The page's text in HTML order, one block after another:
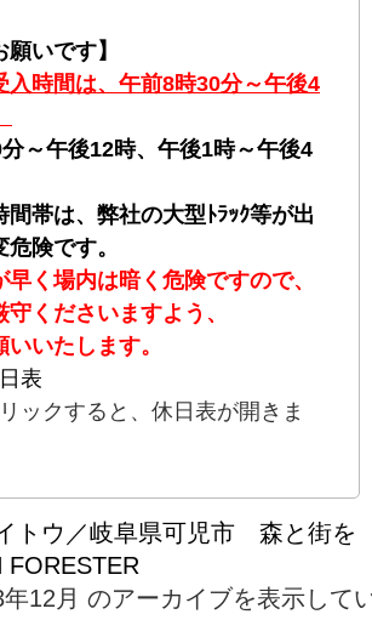
願いです】
入時間は、午前8時30分～午後4
分～午後12時、午後1時～午後4
間帯は、弊社の大型ﾄﾗｯｸ等が出
険です。
早く場内は暗く危険ですので、
くださいますよう、
いたします。
表
リックすると、休日表が開きま
トウ／岐阜県可児市 森と街を
FORESTER
12月 のアーカイブを表示して